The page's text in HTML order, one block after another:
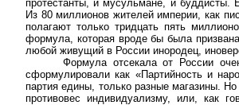
протестанты, и мусульмане, и буддисты.
Из 80 миллионов жителей империи, как
полагают только тридцать пять
формула, которая вроде бы была
любой живущий в России инородец,
Формула отсекала от России
сформулировали как «Партийность и
партия едины, только разные магазины.
противовес индивидуализму, или, как